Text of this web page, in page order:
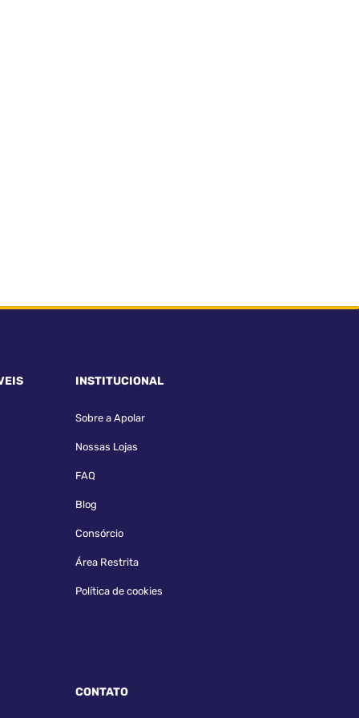
INSTITUCIONAL
Sobre a Apolar
Nossas Lojas
FAQ
Blog
Consórcio
Área Restrita
Política de cookies
CONTATO